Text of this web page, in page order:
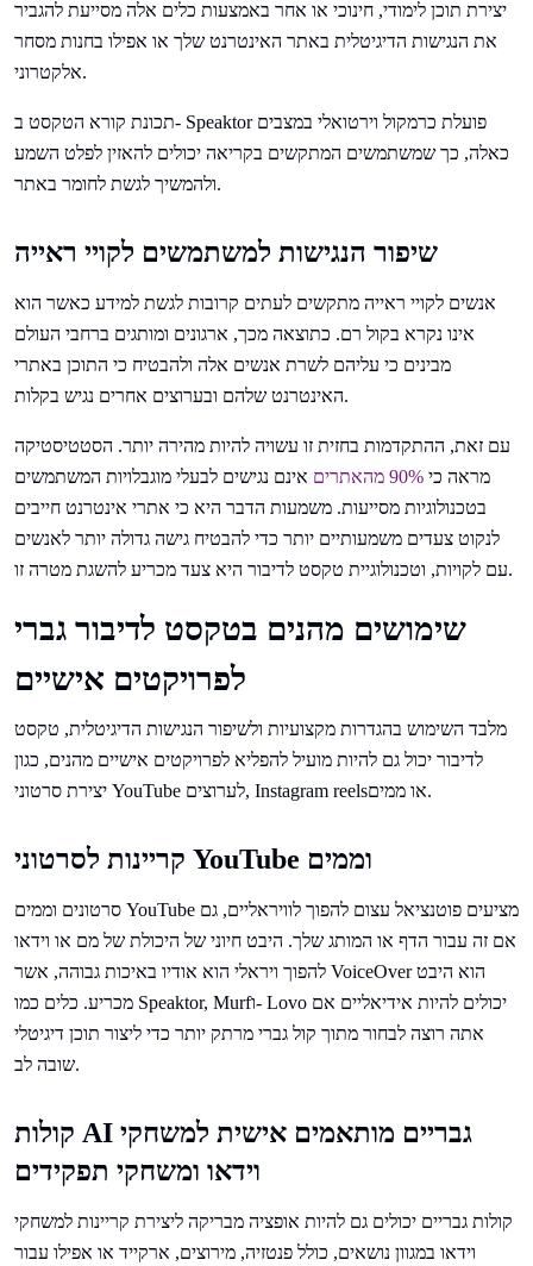
יצירת תוכן לימודי, חינוכי או אחר באמצעות כלים אלה מסייעת להגביר
את הנגישות הדיגיטלית באתר האינטרנט שלך או אפילו בחנות מסחר
אלקטרוני.
תכונת קורא הטקסט ב- Speaktor פועלת כרמקול וירטואלי במצבים
כאלה, כך שמשתמשים המתקשים בקריאה יכולים להאזין לפלט השמע
ולהמשיך לגשת לחומר באתר.
שיפור הנגישות למשתמשים לקויי ראייה
אנשים לקויי ראייה מתקשים לעתים קרובות לגשת למידע כאשר הוא
אינו נקרא בקול רם. כתוצאה מכך, ארגונים ומותגים ברחבי העולם
מבינים כי עליהם לשרת אנשים אלה ולהבטיח כי התוכן באתרי
האינטרנט שלהם ובערוצים אחרים נגיש בקלות.
עם זאת, ההתקדמות בחזית זו עשויה להיות מהירה יותר. הסטטיסטיקה
מראה כי 90% מהאתרים
אינם נגישים לבעלי מוגבלויות המשתמשים
בטכנולוגיות מסייעות. משמעות הדבר היא כי אתרי אינטרנט חייבים
לנקוט צעדים משמעותיים יותר כדי להבטיח גישה גדולה יותר לאנשים
עם לקויות, וטכנולוגיית טקסט לדיבור היא צעד מכריע להשגת מטרה זו.
שימושים מהנים בטקסט לדיבור גברי
לפרויקטים אישיים
מלבד השימוש בהגדרות מקצועיות ולשיפור הנגישות הדיגיטלית, טקסט
לדיבור יכול גם להיות מועיל להפליא לפרויקטים אישיים מהנים, כגון
יצירת סרטוני YouTube לערוצים, Instagram reelsאו ממים.
קריינות לסרטוני YouTube וממים
סרטונים וממים YouTube מציעים פוטנציאל עצום להפוך לוויראליים, גם
אם זה עבור הדף או המותג שלך. היבט חיוני של היכולת של מם או וידאו
להפוך ויראלי הוא אודיו באיכות גבוהה, אשר VoiceOver הוא היבט
מכריע. כלים כמו Speaktor, Murfו- Lovo יכולים להיות אידיאליים אם
אתה רוצה לבחור מתוך קול גברי מרתק יותר כדי ליצור תוכן דיגיטלי
שובה לב.
קולות AI גבריים מותאמים אישית למשחקי
וידאו ומשחקי תפקידים
קולות גבריים יכולים גם להיות אופציה מבריקה ליצירת קריינות למשחקי
וידאו במגוון נושאים, כולל פנטזיה, מירוצים, ארקייד או אפילו עבור